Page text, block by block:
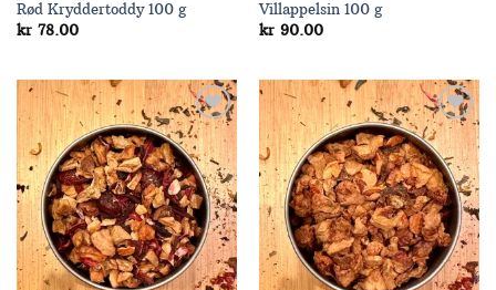
Rød Kryddertoddy 100 g
kr78.00
Villappelsin 100 g
kr90.00
Add to
Wishlist
Add to
Wishlist